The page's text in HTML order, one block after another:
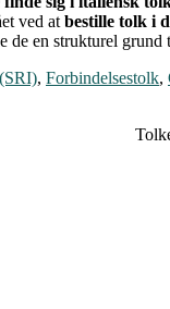
ved at bestille tolk i
en strukturel
, Forbindelsestolk,